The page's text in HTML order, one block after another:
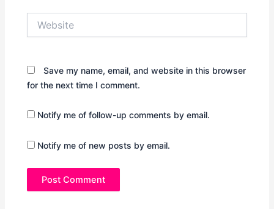
Save my name, email, and website in this browser
for the next time I comment.
Notify me of follow-up comments by email.
Notify me of new posts by email.